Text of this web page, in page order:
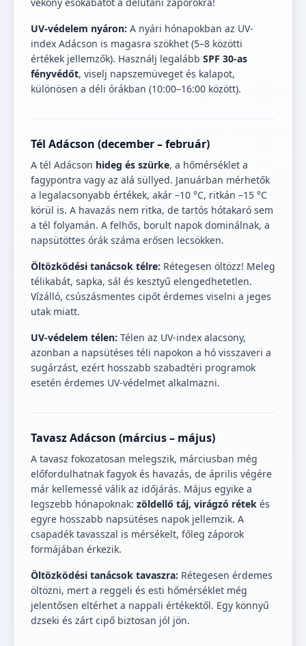
UV-védelem nyáron: A nyári hónapokban az UV-
index Adácson is magasra szökhet (5–8 közötti
értékek jellemzők). Használj legalább SPF 30-as
fényvédőt, viselj napszemüveget és kalapot,
különösen a déli órákban (10:00–16:00 között).
Tél Adácson (december – február)
A tél Adácson hideg és szürke, a hőmérséklet a
fagypontra vagy az alá süllyed. Januárban mérhetők
a legalacsonyabb értékek, akár –10 °C, ritkán –15 °C
körül is. A havazás nem ritka, de tartós hótakaró sem
a tél folyamán. A felhős, borult napok dominálnak, a
napsütöttes órák száma erősen lecsökken.
Öltözködési tanácsok télre: Rétegesen öltözz! Meleg
télikabát, sapka, sál és kesztyű elengedhetetlen.
Vízálló, csúszásmentes cipőt érdemes viselni a jeges
utak miatt.
UV-védelem télen: Télen az UV-index alacsony,
azonban a napsütéses téli napokon a hó visszaveri a
sugárzást, ezért hosszabb szabadtéri programok
esetén érdemes UV-védelmet alkalmazni.
Tavasz Adácson (március – május)
A tavasz fokozatosan melegszik, márciusban még
előfordulhatnak fagyok és havazás, de április végére
már kellemessé válik az időjárás. Május egyike a
legszebb hónapoknak: zöldellő táj, virágzó rétek és
egyre hosszabb napsütéses napok jellemzik. A
csapadék tavasszal is mérsékelt, főleg záporok
formájában érkezik.
Öltözködési tanácsok tavaszra: Rétegesen érdemes
öltözni, mert a reggeli és esti hőmérséklet még
jelentősen eltérhet a nappali értékektől. Egy könnyű
dzseki és zárt cipő biztosan jól jön.